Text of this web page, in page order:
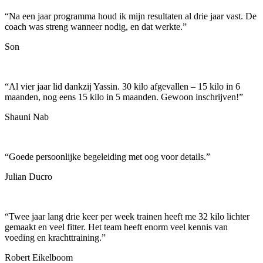
“Na een jaar programma houd ik mijn resultaten al drie jaar vast. De
coach was streng wanneer nodig, en dat werkte.”
Son
“Al vier jaar lid dankzij Yassin. 30 kilo afgevallen – 15 kilo in 6
maanden, nog eens 15 kilo in 5 maanden. Gewoon inschrijven!”
Shauni Nab
“Goede persoonlijke begeleiding met oog voor details.”
Julian Ducro
“Twee jaar lang drie keer per week trainen heeft me 32 kilo lichter
gemaakt en veel fitter. Het team heeft enorm veel kennis van
voeding en krachttraining.”
Robert Eikelboom